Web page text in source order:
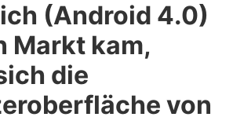
(Android 4.0)
Markt kam,
die
von